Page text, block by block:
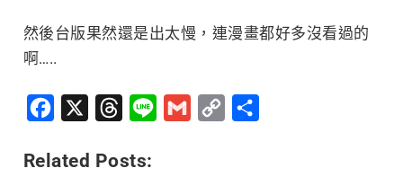
然後台版果然還是出太慢，連漫畫都好多沒看過的
啊…..
Facebook Threads
Line Gmail
Copy
Related Posts: